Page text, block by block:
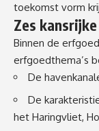
toekomst vorm
Zes
Binnen de
erfgoedthema’s
De
De
het Haringvliet,